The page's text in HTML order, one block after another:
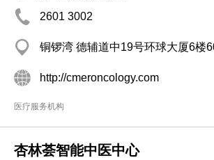
2601 3002
铜锣湾 德辅道中19号环球大厦6楼
http://cmeroncology.com
医疗服务机构
杏林荟智能中医中心